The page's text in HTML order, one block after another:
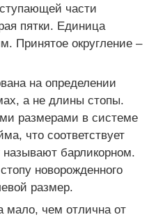
части
пятки. Единица
Принятое округление –
на определении
а не длины стопы.
размерами в системе
что соответствует
барликорном.
новорожденного
размер.
мало, чем отлична от